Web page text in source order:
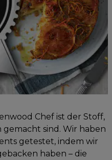
Chef ist der Stoff,
sind. Wir haben
getestet, indem wir
haben – die